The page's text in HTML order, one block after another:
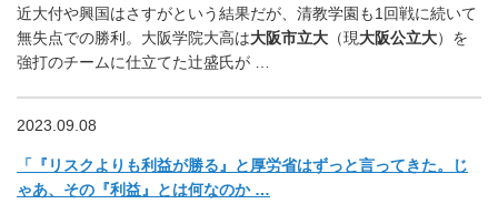
近大付や興国はさすがという結果だが、 清教学園も1回戦に続いて
無失点での勝利。 大阪学院大高は大阪市立大 （現大阪公立大） を
強打のチームに仕立てた辻盛氏が …
2023.09.08
「『リスクよりも利益が勝る』と厚労省はずっと言ってきた。
じ
ゃあ、その『利益』とは何なのか …